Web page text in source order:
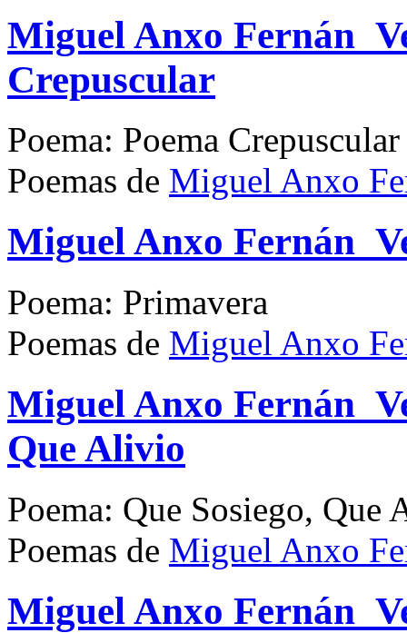
Miguel Anxo
Crepuscular
Poema: Poema Crepuscular
Poemas de Miguel Anxo
Miguel Anxo
Poema: Primavera
Poemas de Miguel Anxo
Miguel Anxo
Que Alivio
Poema: Que Sosiego, Que
Poemas de Miguel Anxo
Miguel Anxo